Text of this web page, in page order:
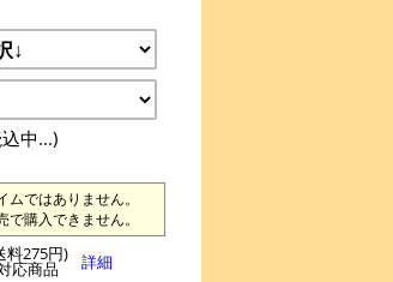
中...)
ではありません。
購入できません。
料275円)
応商品 詳細